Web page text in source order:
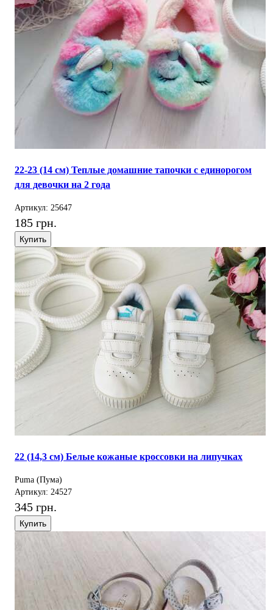
22-23 (14 см) Теплые домашние тапочки с единорогом
для девочки на 2 года
Артикул: 25647
185 грн.
Купить
22 (14,3 см) Белые кожаные кроссовки на липучках
Puma (Пума)
Артикул: 24527
345 грн.
Купить